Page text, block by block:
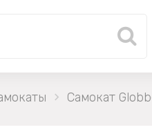
Самокат